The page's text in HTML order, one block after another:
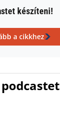
készíteni!
a cikkhez